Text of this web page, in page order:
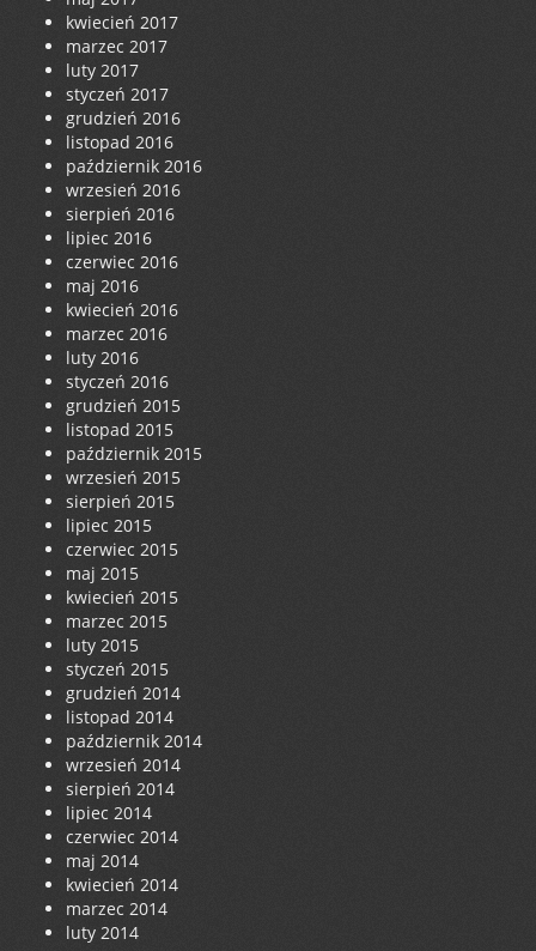
kwiecień 2017
marzec 2017
luty 2017
styczeń 2017
grudzień 2016
listopad 2016
październik 2016
wrzesień 2016
sierpień 2016
lipiec 2016
czerwiec 2016
maj 2016
kwiecień 2016
marzec 2016
luty 2016
styczeń 2016
grudzień 2015
listopad 2015
październik 2015
wrzesień 2015
sierpień 2015
lipiec 2015
czerwiec 2015
maj 2015
kwiecień 2015
marzec 2015
luty 2015
styczeń 2015
grudzień 2014
listopad 2014
październik 2014
wrzesień 2014
sierpień 2014
lipiec 2014
czerwiec 2014
maj 2014
kwiecień 2014
marzec 2014
luty 2014